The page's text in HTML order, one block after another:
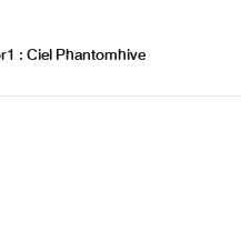
: Ciel Phantomhive